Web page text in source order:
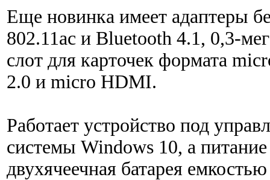
Еще новинка имеет адаптеры
802.11ac и Bluetooth 4.1, 0,3-
слот для карточек формата
2.0 и micro HDMI.
Работает устройство под
системы Windows 10, а питание
двухячеечная батарея